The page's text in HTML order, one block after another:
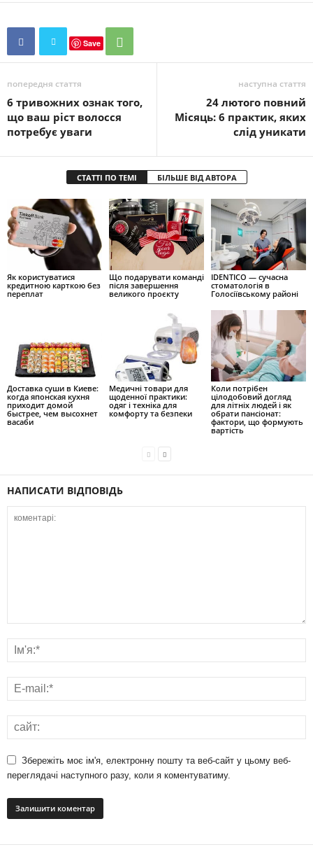
Save
попередня стаття
6 тривожних ознак того,
що ваш ріст волосся
потребує уваги
наступна стаття
24 лютого повний
Місяць: 6 практик, яких
слід уникати
СТАТТІ ПО ТЕМІ БІЛЬШЕ ВІД АВТОРА
Як користуватися
кредитною карткою без
переплат
Що подарувати команді
після завершення
великого проєкту
IDENTICO — сучасна
стоматологія в
Голосіївському районі
Доставка суши в Киеве:
когда японская кухня
приходит домой
быстрее, чем высохнет
васаби
Медичні товари для
щоденної практики:
одяг і техніка для
комфорту та безпеки
Коли потрібен
цілодобовий догляд
для літніх людей і як
обрати пансіонат:
фактори, що формують
вартість
НАПИСАТИ ВІДПОВІДЬ
Збережіть моє ім'я, електронну пошту та веб-сайт у цьому веб-
переглядачі наступного разу, коли я коментуватиму.